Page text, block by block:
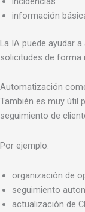
información
La IA puede ayudar
solicitudes de forma
Automatización
También es muy útil
seguimiento de
Por ejemplo:
organización de
seguimiento
actualización de